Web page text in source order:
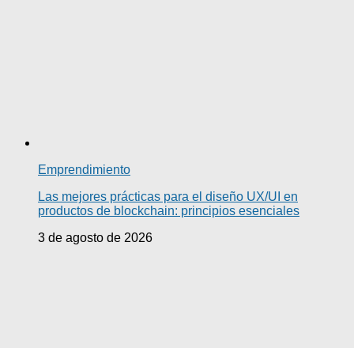
Emprendimiento
Las mejores prácticas para el diseño UX/UI en
productos de blockchain: principios esenciales
3 de agosto de 2026